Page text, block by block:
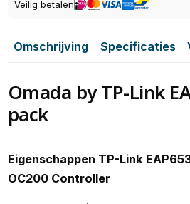
Veilig betalen
Omschrijving Specificaties
Omada by TP-Link
pack
Eigenschappen TP-Link
OC200 Controller